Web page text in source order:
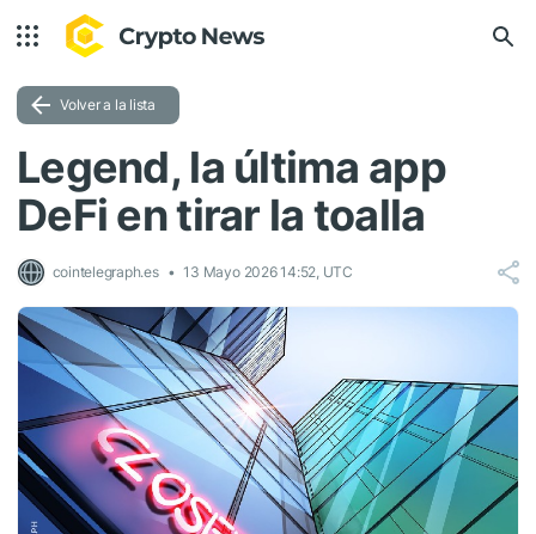
Volver a la lista
Legend, la última app
DeFi en tirar la toalla
cointelegraph.es 13 Mayo 2026 14:52, UTC